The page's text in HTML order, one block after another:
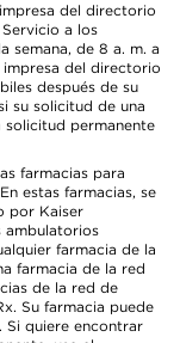
del directorio
a los
semana, de 8 a. m. a
impresa del directorio
después de su
su solicitud de una
solicitud permanente
farmacias para
estas farmacias, se
por Kaiser
ambulatorios
farmacia de la
farmacia de la red
de la red de
Su farmacia puede
Si quiere encontrar